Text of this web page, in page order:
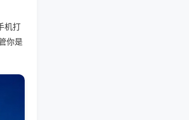
机打
你是